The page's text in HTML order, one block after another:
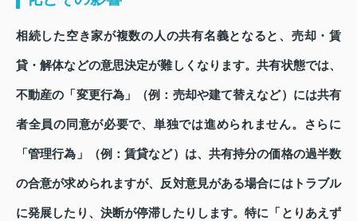
相続した空き家が複数の人の共有名義となると、売却・賃
貸・解体などの意思決定が難しくなります。共有状態では、
不動産の「変更行為」（例：売却や建て替えなど）には共有
者全員の同意が必要で、単独では進められません。さらに
「管理行為」（例：賃貸など）は、共有持分の価格の過半数
の合意が求められますが、反対意見がある場合にはトラブル
に発展したり、決断が停滞したりします。特に「とりあえず